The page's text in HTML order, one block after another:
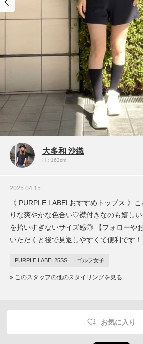
大多和 沙織
H：163cm
2025.04.15
《 PURPLE LABELおすすめトップス 》
りな爽やかな色合い♡襟付きなのも嬉し
を拾いすぎないサイズ感◎ 【フォローや
いただくと後で見返しやすくて便利です！
PURPLE LABEL25SS ゴルフ女子
» このスタッフの他のスタイリングを見る
お気に入り